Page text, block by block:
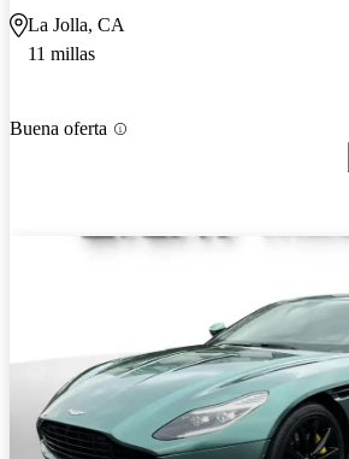
La Jolla, CA
11 millas
Buena oferta